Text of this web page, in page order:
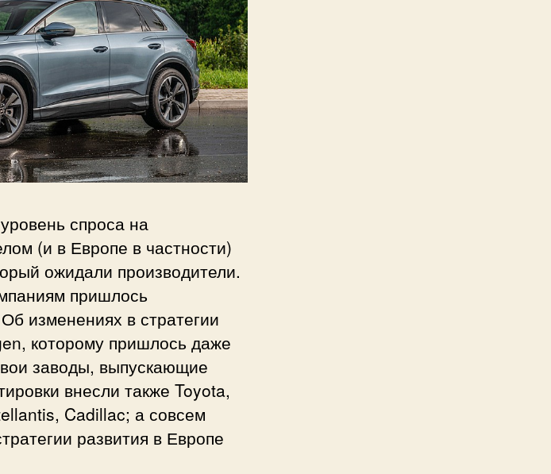
спроса на
(и в Европе в частности)
ожидали производители.
пришлось
изменениях в стратегии
которому пришлось даже
заводы, выпускающие
внесли также Toyota,
Cadillac; а совсем
развития в Европе